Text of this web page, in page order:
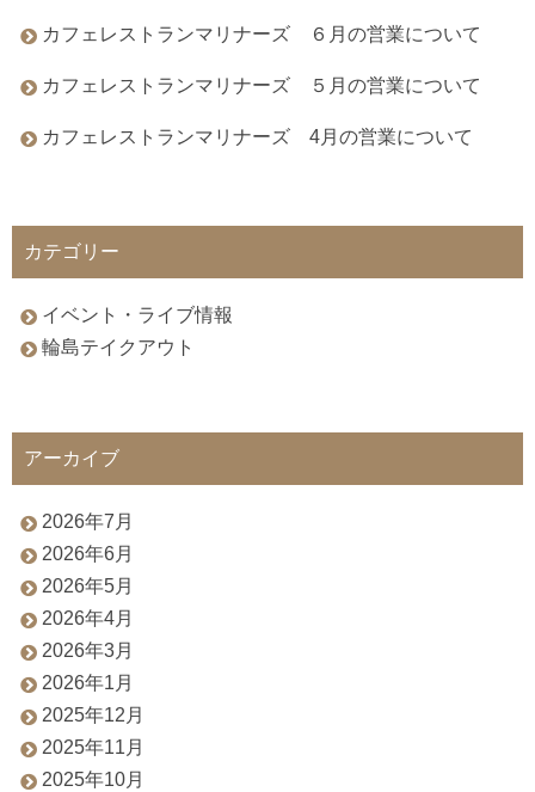
カフェレストランマリナーズ ６月の営業について
カフェレストランマリナーズ ５月の営業について
カフェレストランマリナーズ 4月の営業について
カテゴリー
イベント・ライブ情報
輪島テイクアウト
アーカイブ
2026年7月
2026年6月
2026年5月
2026年4月
2026年3月
2026年1月
2025年12月
2025年11月
2025年10月